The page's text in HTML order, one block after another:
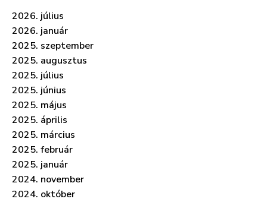
2026. július
2026. január
2025. szeptember
2025. augusztus
2025. július
2025. június
2025. május
2025. április
2025. március
2025. február
2025. január
2024. november
2024. október